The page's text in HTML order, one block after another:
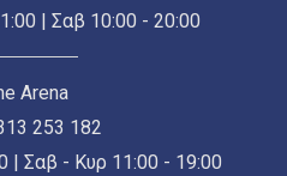
| Σαβ 10:00 - 20:00
Arena
253 182
| Σαβ - Κυρ 11:00 - 19:00